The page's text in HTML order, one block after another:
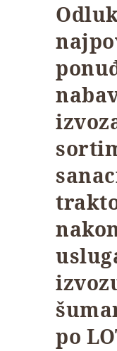
po